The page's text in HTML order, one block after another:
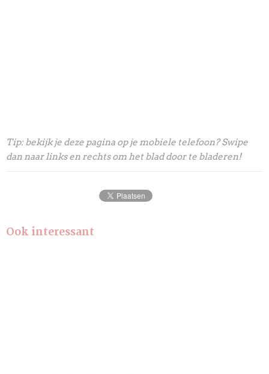
Tip: bekijk je deze pagina op je mobiele telefoon? Swipe
dan naar links en rechts om het blad door te bladeren!
Ook interessant